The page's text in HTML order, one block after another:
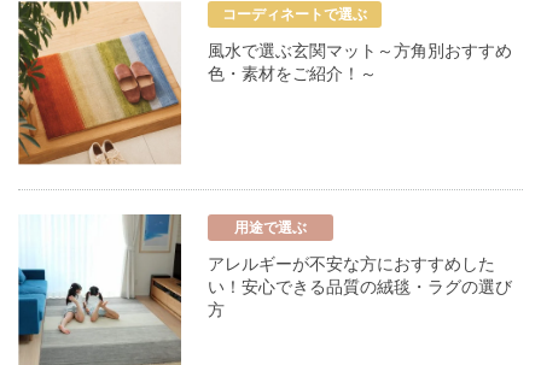
コーディネートで選ぶ
風水で選ぶ玄関マット～方角別おすすめ
色・素材をご紹介！～
用途で選ぶ
アレルギーが不安な方におすすめした
い！安心できる品質の絨毯・ラグの選び
方